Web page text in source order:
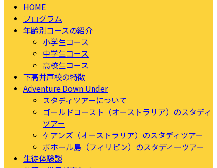
HOME
プログラム
年齢別コースの紹介
小学生コース
中学生コース
高校生コース
下高井戸校の特徴
Adventure Down Under
スタディツアーについて
ゴールドコースト（オーストラリア）のスタディ
ツアー
ケアンズ（オーストラリア）のスタディツアー
ボホール島（フィリピン）のスタディーツアー
生徒体験談